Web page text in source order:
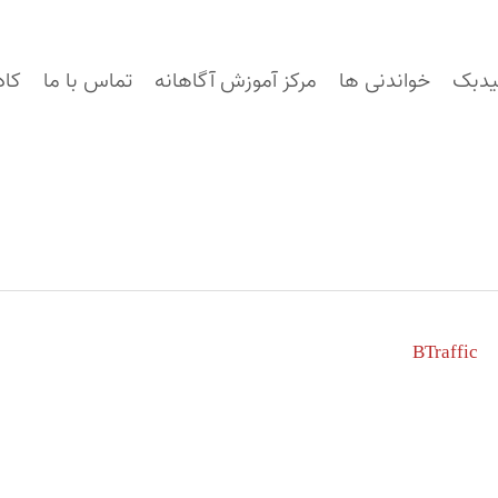
خواندنی ها مرکز آموزش آگاهانه تماس با ما
BTraffic